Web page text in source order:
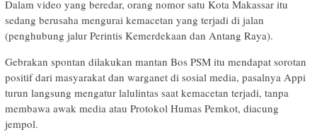
Dalam video yang beredar, orang nomor satu Kota Makassar itu
sedang berusaha mengurai kemacetan yang terjadi di jalan
(penghubung jalur Perintis Kemerdekaan dan Antang Raya).
Gebrakan spontan dilakukan mantan Bos PSM itu mendapat sorotan
positif dari masyarakat dan warganet di sosial media, pasalnya Appi
turun langsung mengatur lalulintas saat kemacetan terjadi, tanpa
membawa awak media atau Protokol Humas Pemkot, diacung
jempol.